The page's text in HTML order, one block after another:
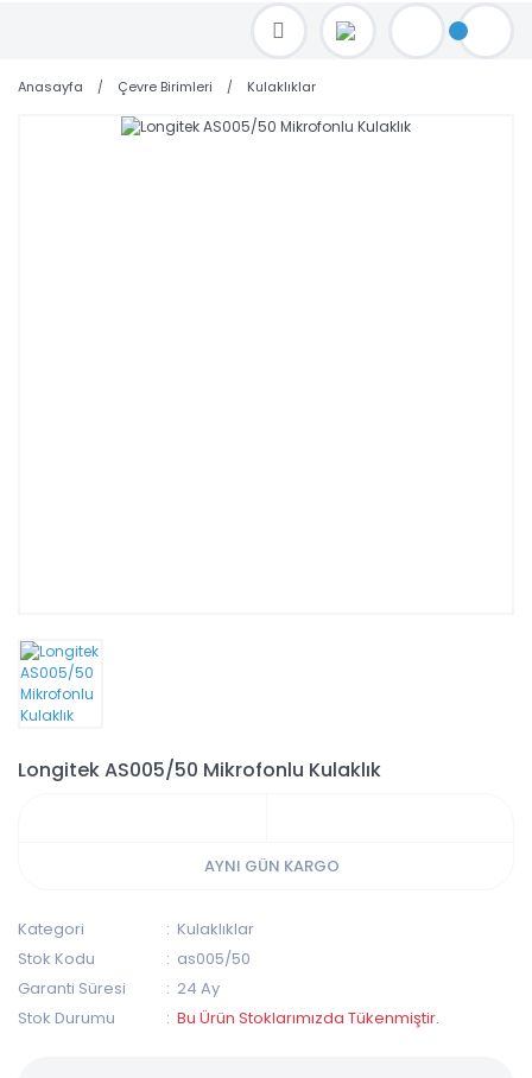
TOPTAN FİYAT ALMAK İÇİN satis@toptanbilgisayar.net MAİL ATINIZ.
SİPARİŞLERİNİZİ AYNI GÜN KARGO İLE GÖNDERİYORUZ!
Anasayfa Çevre Birimleri Kulaklıklar
Longitek AS005/50 Mikrofonlu Kulaklık
AYNI GÜN KARGO
Kategori
Kulaklıklar
Stok Kodu
as005/50
Garanti Süresi
24 Ay
Stok Durumu
Bu Ürün Stoklarımızda Tükenmiştir.